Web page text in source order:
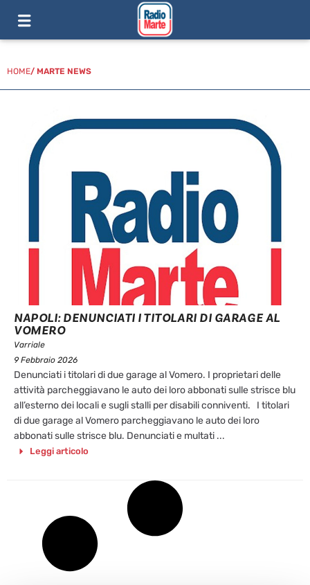
HOME/ MARTE NEWS
NAPOLI: DENUNCIATI I TITOLARI DI GARAGE AL
VOMERO
Varriale
9 Febbraio 2026
Denunciati i titolari di due garage al Vomero. I proprietari delle
attività parcheggiavano le auto dei loro abbonati sulle strisce blu
all’esterno dei locali e sugli stalli per disabili conniventi. I titolari
di due garage al Vomero parcheggiavano le auto dei loro
abbonati sulle strisce blu. Denunciati e multati ...
Leggi articolo